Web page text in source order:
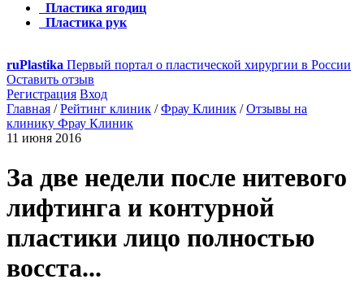
Пластика ягодиц
Пластика рук
ruPlastika Первый портал о пластической хирургии в России
Оставить отзыв
Регистрация Вход
Главная /Рейтинг клиник /Фрау Клиник /Отзывы на
клинику Фрау Клиник
11 июня 2016
За две недели после нитевого
лифтинга и контурной
пластики лицо полностью
восста...